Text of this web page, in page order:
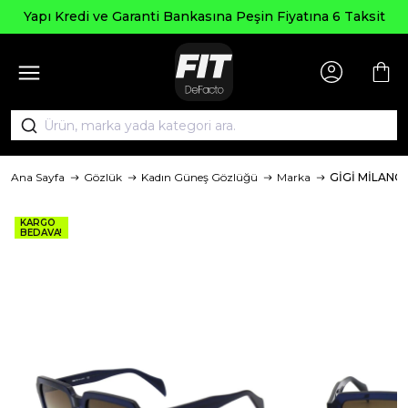
Yapı Kredi ve Garanti Bankasına Peşin Fiyatına 6 Taksit
Ana Sayfa Gözlük Kadın Güneş Gözlüğü Marka GİGİ MİLANO
KARGO
BEDAVA!